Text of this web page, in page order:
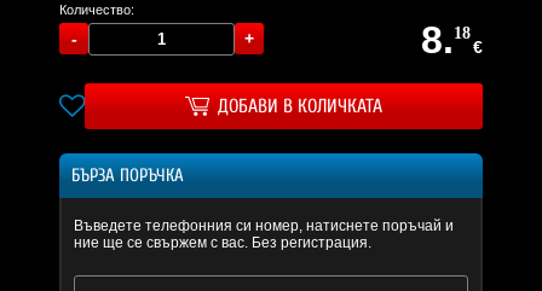
Количество:
8. 18
€
ДОБАВИ В КОЛИЧКАТА
БЪРЗА ПОРЪЧКА
Въведете телефонния си номер, натиснете поръчай и
ние ще се свържем с вас. Без регистрация.